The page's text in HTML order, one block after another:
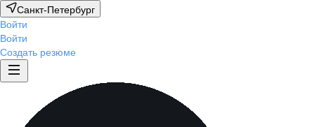
Санкт-Петербург
Войти
Войти
Создать резюме